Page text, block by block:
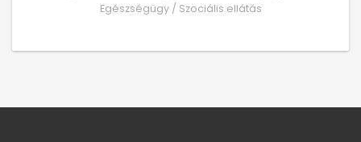
Egészségügy / Szociális ellátás